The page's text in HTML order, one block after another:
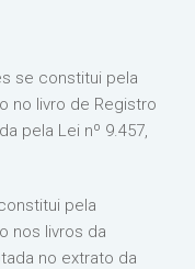
se constitui pela
no livro de Registro
pela Lei nº 9.457,
pela
nos livros da
no extrato da